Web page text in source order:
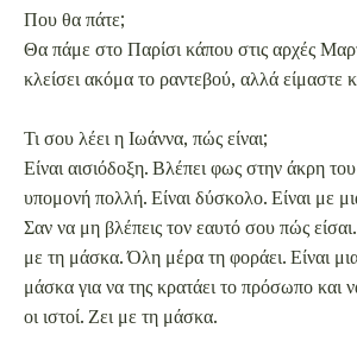
Που θα πάτε;
Θα πάμε στο Παρίσι κάπου στις αρχές
κλείσει ακόμα το ραντεβού, αλλά είμαστε
Τι σου λέει η Ιωάννα, πώς είναι;
Είναι αισιόδοξη. Βλέπει φως στην άκρη
υπομονή πολλή. Είναι δύσκολο. Είναι με
Σαν να μη βλέπεις τον εαυτό σου πώς
με τη μάσκα. Όλη μέρα τη φοράει. Είναι
μάσκα για να της κρατάει το πρόσωπο και
οι ιστοί. Ζει με τη μάσκα.